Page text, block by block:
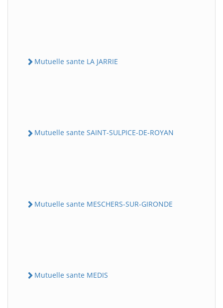
Mutuelle sante LA JARRIE
Mutuelle sante SAINT-SULPICE-DE-ROYAN
Mutuelle sante MESCHERS-SUR-GIRONDE
Mutuelle sante MEDIS